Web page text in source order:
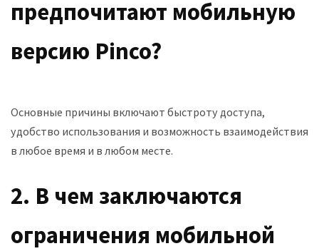
предпочитают мобильную
версию Pinco?
Основные причины включают быстроту доступа,
удобство использования и возможность взаимодействия
в любое время и в любом месте.
2. В чем заключаются
ограничения мобильной